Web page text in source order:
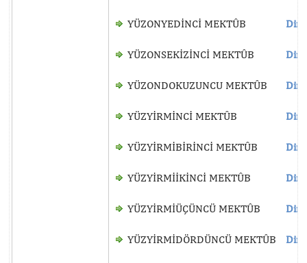
YÜZONYEDİNCİ MEKTÛB
YÜZONSEKİZİNCİ MEKTÛB
YÜZONDOKUZUNCU MEKTÛB
YÜZYİRMİNCİ MEKTÛB
YÜZYİRMİBİRİNCİ MEKTÛB
YÜZYİRMİİKİNCİ MEKTÛB
YÜZYİRMİÜÇÜNCÜ MEKTÛB
YÜZYİRMİDÖRDÜNCÜ MEKTÛB